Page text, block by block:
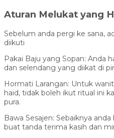
Aturan Melukat yang
Sebelum anda pergi ke sana,
diikuti
Pakai Baju yang Sopan: Anda
dan selendang yang diikat di
Hormati Larangan: Untuk
haid, tidak boleh ikut ritual ini
pura.
Bawa Sesajen: Sebaiknya
buat tanda terima kasih dan